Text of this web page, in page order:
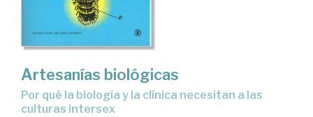
Artesanías biológicas
Por qué la biología y la clínica necesitan a las
culturas intersex